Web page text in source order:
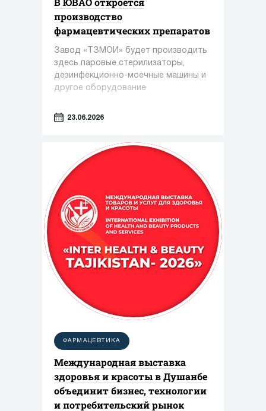
производство
фармацевтических препаратов
Завод «ТЗМОИ» будет производить
здесь паровые стерилизаторы,
дезинфекционно-моечные машины и
другое оборудование
23.06.2026
ФАРМАЦЕВТИКА
Международная выставка
здоровья и красоты в Душанбе
объединит бизнес, технологии
и потребительский рынок